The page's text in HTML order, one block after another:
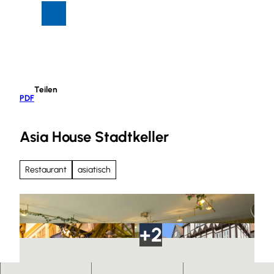
PDF
Teilen
Asia House Stadtkeller
Restaurant asiatisch